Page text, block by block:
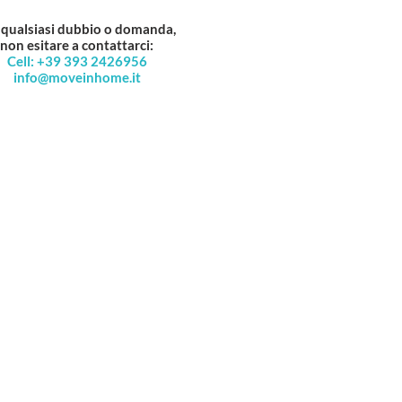
dubbio o domanda,
non esitare a contattarci:
Cell: +39 393 2426956
info@moveinhome.it